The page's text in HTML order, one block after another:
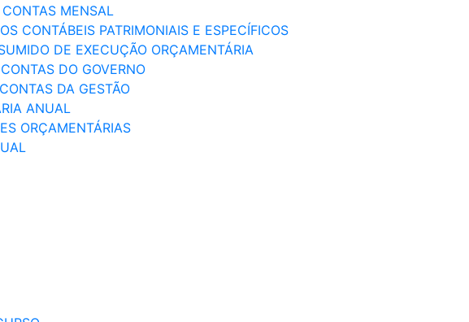
MENSAL
CONTÁBEIS PATRIMONIAIS E ESPECÍFICOS
DE EXECUÇÃO ORÇAMENTÁRIA
DO GOVERNO
DA GESTÃO
ANUAL
ORÇAMENTÁRIAS